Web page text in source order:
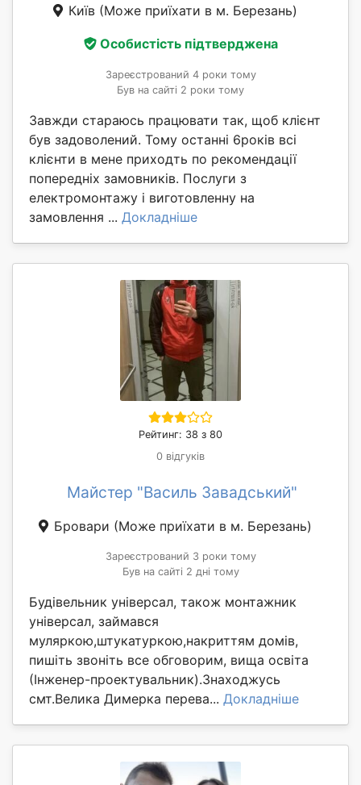
Київ (Може приїхати в м. Березань)
Особистість підтверджена
Зареєстрований 4 роки тому
Був на сайті 2 роки тому
Завжди стараюсь працювати так, щоб клієнт
був задоволений. Тому останні 6років всі
клієнти в мене приходть по рекомендації
попередніх замовників. Послуги з
електромонтажу і виготовленну на
замовлення ... Докладніше
Рейтинг: 38 з 80
0 відгуків
Майстер "Василь Завадський"
Бровари (Може приїхати в м. Березань)
Зареєстрований 3 роки тому
Був на сайті 2 дні тому
Будівельник універсал, також монтажник
універсал, займався
муляркою,штукатуркою,накриттям домів,
пишіть звоніть все обговорим, вища освіта
(Інженер-проектувальник).Знаходжусь
смт.Велика Димерка перева... Докладніше